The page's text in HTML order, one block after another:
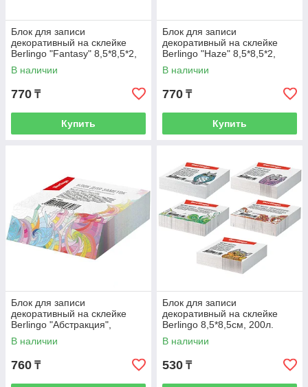
Блок для записи
декоративный на склейке
Berlingo "Fantasy" 8,5*8,5*2,
голубой, 200л.
В наличии
770 ₸
Купить
Блок для записи
декоративный на склейке
Berlingo "Haze" 8,5*8,5*2,
розовый/голубой, 200л.
В наличии
770 ₸
Купить
Блок для записи
декоративный на склейке
Berlingo "Абстракция",
9*11*3см
В наличии
760 ₸
Блок для записи
декоративный на склейке
Berlingo 8,5*8,5см, 200л.
В наличии
530 ₸